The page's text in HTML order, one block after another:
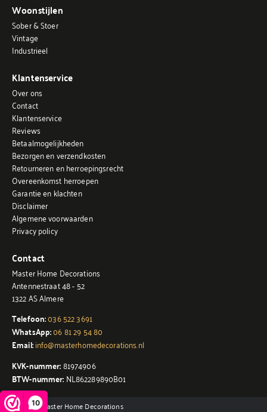
10
Woonstijlen
Sober & Stoer
Vintage
Industrieel
Klantenservice
Over ons
Contact
Klantenservice
Reviews
Betaalmogelijkheden
Bezorgen en verzendkosten
Retourneren en herroepingsrecht
Overeenkomst herroepen
Garantie en klachten
Disclaimer
Algemene voorwaarden
Privacy policy
Contact
Master Home Decorations
Antennestraat 48 - 52
1322 AS Almere
Telefoon:036 522 3691
WhatsApp:06 81 29 54 80
Email:info@masterhomedecorations.nl
KVK-nummer:81974906
BTW-nummer: NL862289890B01
© 2026 - Master Home Decorations